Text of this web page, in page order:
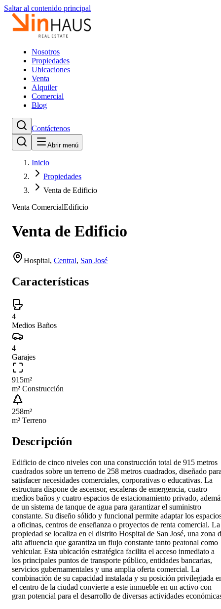
Saltar al contenido principal
Nosotros
Propiedades
Ubicaciones
Venta
Alquiler
Comercial
Blog
Contáctenos
Abrir menú
Inicio
Propiedades
Venta de Edificio
Venta ComercialEdificio
Venta de Edificio
Hospital, Central, San José
Características
4
Medios Baños
4
Garajes
915m²
m² Construcción
258m²
m² Terreno
Descripción
Edificio de cinco niveles con una construcción total de 915 metros
cuadrados sobre un terreno de 258 metros cuadrados, diseñado
satisfacer necesidades comerciales, corporativas o educativas. La
estructura dispone de ascensor, escaleras de emergencia, cuatro
medios baños y cuatro espacios de estacionamiento privado,
de un sistema de tanque de agua para garantizar el suministro
constante. Su diseño sólido y funcional permite adaptar los
a oficinas, centros de enseñanza o proyectos de renta comercial. La
propiedad se localiza en el distrito Hospital de San José, una zona
alta afluencia que garantiza un flujo constante tanto peatonal como
vehicular. Esta ubicación estratégica facilita el acceso inmediato a
los principales puntos de transporte público, entidades bancarias,
servicios gubernamentales y una amplia oferta comercial. La
combinación de su capacidad instalada y su posición privilegiada
el centro de la ciudad convierte a este inmueble en un activo con
gran potencial para el desarrollo de diversas actividades